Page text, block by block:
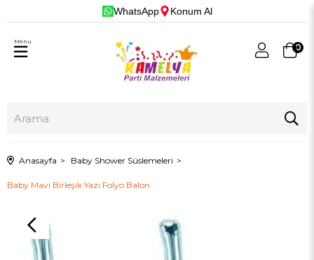
WhatsApp Konum Al
0
Menu
Anasayfa Baby Shower Süslemeleri
Baby Mavi Birleşik Yazı Folyo Balon